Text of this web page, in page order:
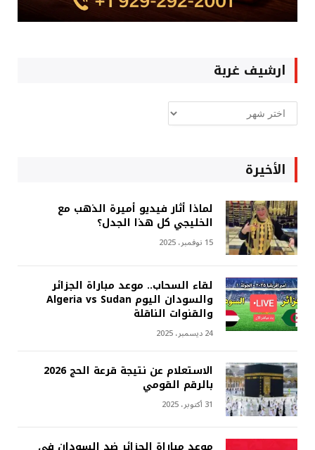
ارشيف غربة
ارشيف
غربة
الأخيرة
لماذا أثار فيديو أميرة الذهب مع
الخليجي كل هذا الجدل؟
15 نوفمبر، 2025
لقاء السحاب.. موعد مباراة الجزائر
والسودان اليوم Algeria vs Sudan
والقنوات الناقلة
24 ديسمبر، 2025
الاستعلام عن نتيجة قرعة الحج 2026
بالرقم القومي
31 أكتوبر، 2025